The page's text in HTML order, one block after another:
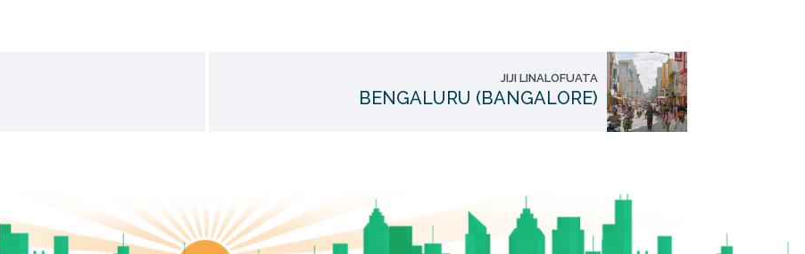
JIJI LINALOFUATA
BENGALURU (BANGALORE)